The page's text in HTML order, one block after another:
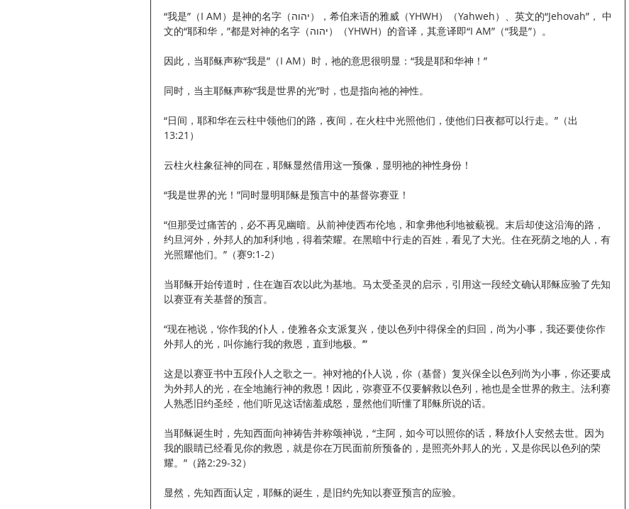
“我是”（I AM）是神的名字（יהוה），希伯来语的雅威（YHWH）（Yahweh）、英文的“Jehovah”， 中
文的“耶和华，”都是对神的名字（יהוה）（YHWH）的音译，其意译即“I AM”（“我是”）。
因此，当耶稣声称“我是”（I AM）时，祂的意思很明显：“我是耶和华神！”
同时，当主耶稣声称“我是世界的光”时，也是指向祂的神性。
“日间，耶和华在云柱中领他们的路，夜间，在火柱中光照他们，使他们日夜都可以行走。”（出
13:21）
云柱火柱象征神的同在，耶稣显然借用这一预像，显明祂的神性身份！
“我是世界的光！”同时显明耶稣是预言中的基督弥赛亚！
“但那受过痛苦的，必不再见幽暗。从前神使西布伦地，和拿弗他利地被藐视。末后却使这沿海的路，
约旦河外，外邦人的加利利地，得着荣耀。在黑暗中行走的百姓，看见了大光。住在死荫之地的人，有
光照耀他们。”（赛9:1-2）
当耶稣开始传道时，住在迦百农以此为基地。马太受圣灵的启示，引用这一段经文确认耶稣应验了先知
以赛亚有关基督的预言。
“现在祂说，‘你作我的仆人，使雅各众支派复兴，使以色列中得保全的归回，尚为小事，我还要使你作
外邦人的光，叫你施行我的救恩，直到地极。’”
这是以赛亚书中五段仆人之歌之一。神对祂的仆人说，你（基督）复兴保全以色列尚为小事，你还要成
为外邦人的光，在全地施行神的救恩！因此，弥赛亚不仅要解救以色列，祂也是全世界的救主。法利赛
人熟悉旧约圣经，他们听见这话恼羞成怒，显然他们听懂了耶稣所说的话。
当耶稣诞生时，先知西面向神祷告并称颂神说，“主阿，如今可以照你的话，释放仆人安然去世。因为
我的眼睛已经看见你的救恩，就是你在万民面前所预备的，是照亮外邦人的光，又是你民以色列的荣
耀。”（路2:29-32）
显然，先知西面认定，耶稣的诞生，是旧约先知以赛亚预言的应验。